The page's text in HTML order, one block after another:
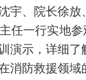
宇、院长徐
任一行实地
演示，详细
消防救援领